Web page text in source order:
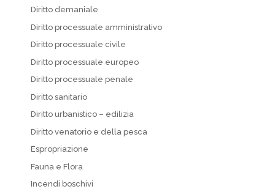
Diritto demaniale
Diritto processuale amministrativo
Diritto processuale civile
Diritto processuale europeo
Diritto processuale penale
Diritto sanitario
Diritto urbanistico – edilizia
Diritto venatorio e della pesca
Espropriazione
Fauna e Flora
Incendi boschivi